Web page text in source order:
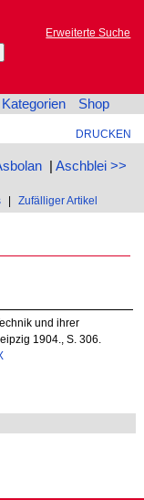
Erweiterte Suche
Kategorien Shop
DRUCKEN
| Aschblei >>
Zufälliger Artikel
und ihrer
1904., S. 306.